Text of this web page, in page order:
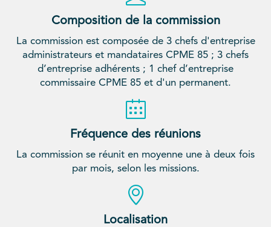
Composition de la commission
La commission est composée de 3 chefs d'entreprise
administrateurs et mandataires CPME 85 ; 3 chefs
d’entreprise adhérents ; 1 chef d’entreprise
commissaire CPME 85 et d'un permanent.
Fréquence des réunions
La commission se réunit en moyenne une à deux fois
par mois, selon les missions.
Localisation